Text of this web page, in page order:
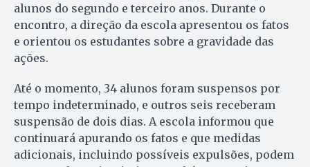
alunos do segundo e terceiro anos. Durante o
encontro, a direção da escola apresentou os fatos
e orientou os estudantes sobre a gravidade das
ações.
Até o momento, 34 alunos foram suspensos por
tempo indeterminado, e outros seis receberam
suspensão de dois dias. A escola informou que
continuará apurando os fatos e que medidas
adicionais, incluindo possíveis expulsões, podem